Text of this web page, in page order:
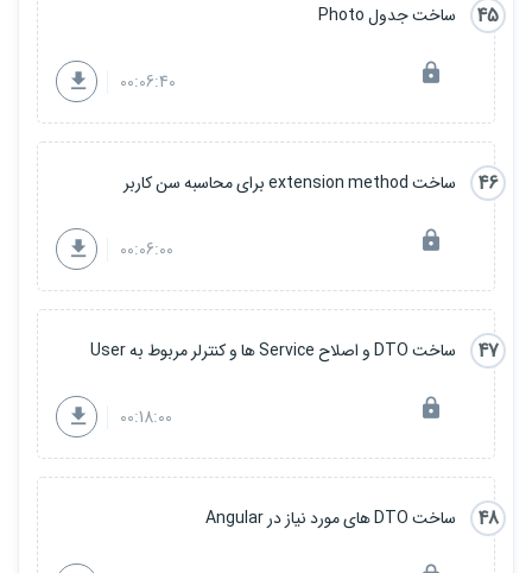
45 ساخت جدول Photo
00:06:40
46 ساخت extension method برای محاسبه سن کاربر
00:06:00
47 ساخت DTO و اصلاح Service ها و کنترلر مربوط به User
00:18:00
48 ساخت DTO های مورد نیاز در Angular